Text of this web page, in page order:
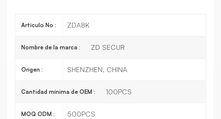
Artículo No : ZDA8K
Nombre de la marca : ZD SECUR
Origen : SHENZHEN, CHINA
Cantidad mínima de OEM : 100PCS
MOQ ODM : 500PCS